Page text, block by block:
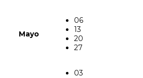
Mayo
06
13
20
27
03